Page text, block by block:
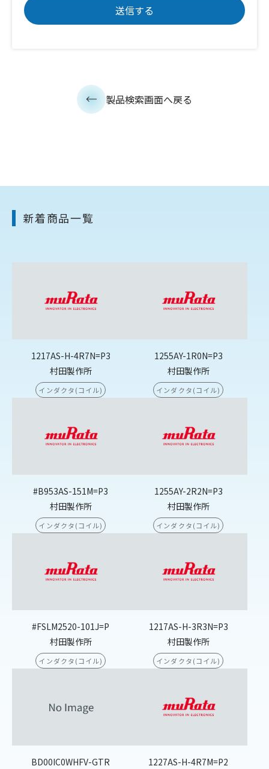
製品検索画面へ戻る
新着商品一覧
1217AS-H-4R7N=P3
村田製作所
インダクタ(コイル)
1255AY-1R0N=P3
村田製作所
インダクタ(コイル)
#B953AS-151M=P3
村田製作所
インダクタ(コイル)
1255AY-2R2N=P3
村田製作所
インダクタ(コイル)
#FSLM2520-101J=P
村田製作所
インダクタ(コイル)
1217AS-H-3R3N=P3
村田製作所
インダクタ(コイル)
BD00IC0WHFV-GTR
1227AS-H-4R7M=P2